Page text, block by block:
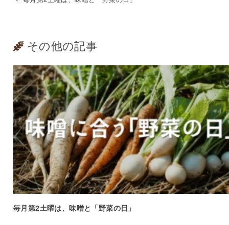
その他の記事
毎月第2土曜は、味噌と「野菜の日」